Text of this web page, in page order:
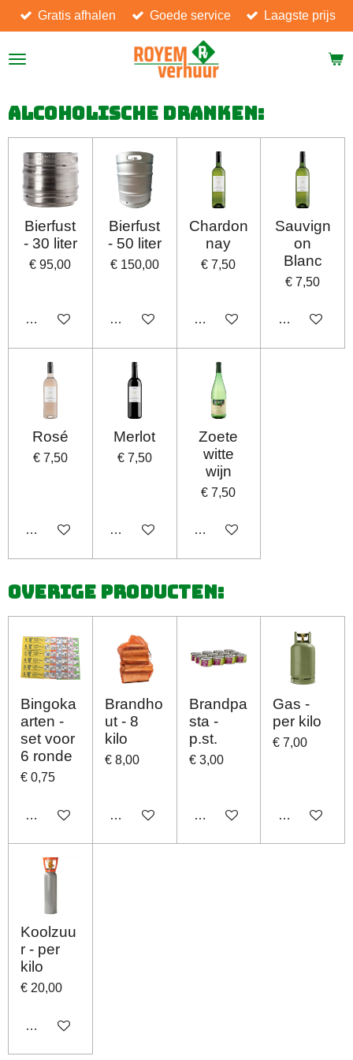
Ga
direct
naar
Gratis afhalen Goede service Laagste prijs
Alcoholische dranken:
Bierfust
- 30 liter
€ 95,00
In winkelwagen
Bierfust
- 50 liter
€ 150,00
In winkelwagen
Chardon
nay
€ 7,50
In winkelwagen
Sauvign
on
Blanc
€ 7,50
In
Rosé
€ 7,50
In winkelwagen
Merlot
€ 7,50
In winkelwagen
Zoete
witte
wijn
€ 7,50
In winkelwagen
Overige producten:
Bingoka
arten -
set voor
6 ronde
€ 0,75
In winkelwagen
Brandho
ut - 8
kilo
€ 8,00
In winkelwagen
Brandpa
sta -
p.st.
€ 3,00
In winkelwagen
Gas -
per kilo
€ 7,00
In
Koolzuu
r - per
kilo
€ 20,00
In winkelwagen